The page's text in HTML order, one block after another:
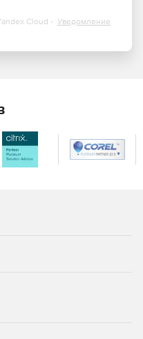
Cloud - Уведомление